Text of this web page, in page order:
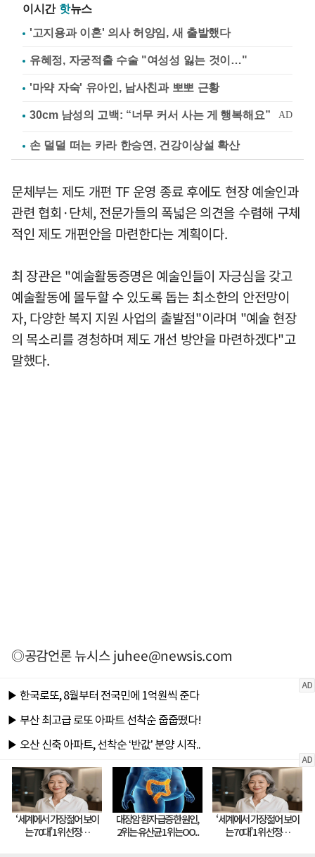
이시간 핫뉴스
'고지용과 이혼' 의사 허양임, 새 출발했다
유혜정, 자궁적출 수술 "여성성 잃는 것이…"
'마약 자숙' 유아인, 남사친과 뽀뽀 근황
손 덜덜 떠는 카라 한승연, 건강이상설 확산
문체부는 제도 개편 TF 운영 종료 후에도 현장 예술인과
관련 협회·단체, 전문가들의 폭넓은 의견을 수렴해 구체
적인 제도 개편안을 마련한다는 계획이다.
최 장관은 "예술활동증명은 예술인들이 자긍심을 갖고
예술활동에 몰두할 수 있도록 돕는 최소한의 안전망이
자, 다양한 복지 지원 사업의 출발점"이라며 "예술 현장
의 목소리를 경청하며 제도 개선 방안을 마련하겠다"고
말했다.
◎공감언론 뉴시스juhee@newsis.com